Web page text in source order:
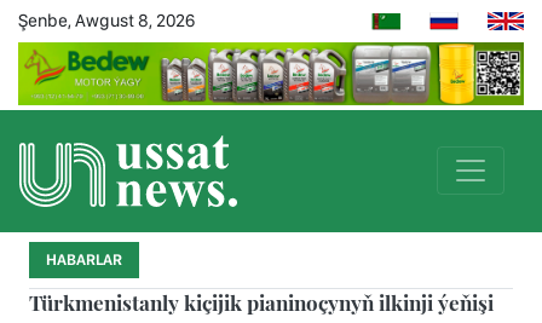
Şenbe, Awgust 8, 2026
HABARLAR
Türkmenistanly kiçijik pianinoçynyň ilkinji ýeňişi